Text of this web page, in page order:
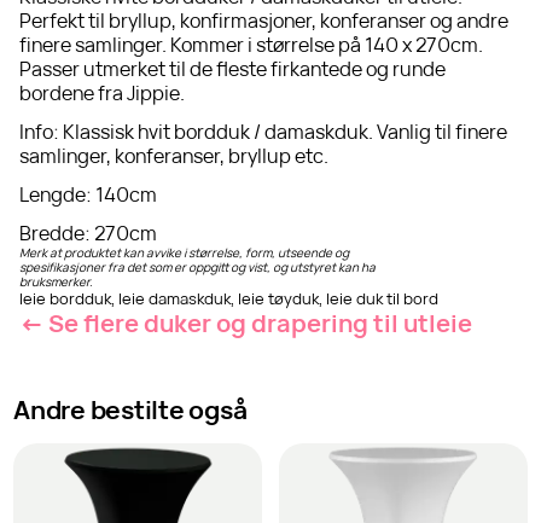
Perfekt til bryllup, konfirmasjoner, konferanser og andre
finere samlinger. Kommer i størrelse på 140 x 270cm.
Passer utmerket til de fleste firkantede og runde
bordene fra Jippie.
Info: Klassisk hvit bordduk / damaskduk. Vanlig til finere
samlinger, konferanser, bryllup etc.
Lengde: 140cm
Bredde: 270cm
Merk at produktet kan avvike i størrelse, form, utseende og
spesifikasjoner fra det som er oppgitt og vist, og utstyret kan ha
bruksmerker.
leie bordduk, leie damaskduk, leie tøyduk, leie duk til bord
← Se flereduker og draperingtil utleie
Andre bestilte også